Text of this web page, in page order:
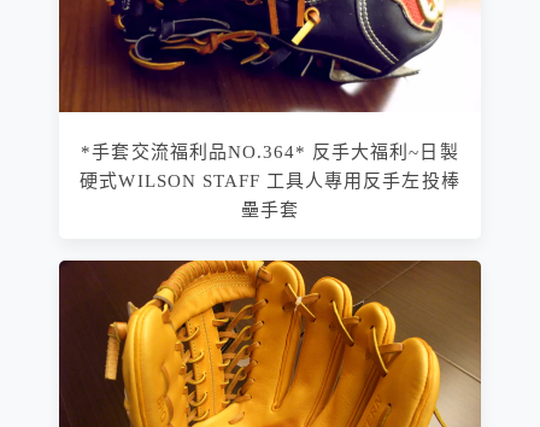
*手套交流福利品NO.364* 反手大福利~日製
硬式WILSON STAFF 工具人專用反手左投棒
壘手套